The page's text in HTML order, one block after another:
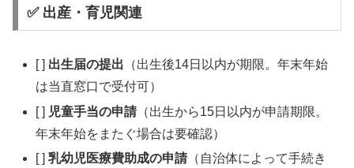
✅ 出産・育児関連
[ ] 出生届の提出 （出生後14日以内が期限。年末年始
は当直窓口で受付可）
[ ] 児童手当の申請（出生から15日以内が申請期限。
年末年始をまたぐ場合は要確認）
[ ]乳幼児医療費助成の申請（自治体によって手続き